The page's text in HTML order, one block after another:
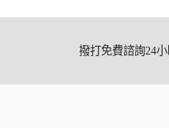
撥打免費諮詢24